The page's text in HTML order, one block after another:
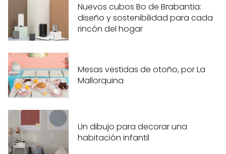
Nuevos cubos Bo de Brabantia:
diseño y sostenibilidad para cada
rincón del hogar
Mesas vestidas de otoño, por La
Mallorquina
Un dibujo para decorar una
habitación infantil